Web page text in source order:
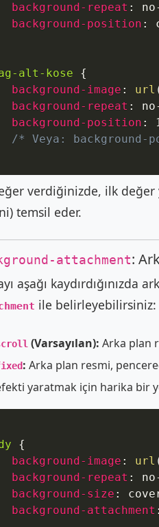
background-repeat :
background-position :
alt-kose
{
background-image : url
background-repeat :
background-position :
/* Veya:
verdiğinizde, ilk değer
temsil eder.
attachment:
aşağı kaydırdığınızda
ile belirleyebilirsiniz:
(Varsayılan): Arka plan
: Arka plan resmi,
yaratmak için harika bir
{
background-image : url
background-repeat :
background-size :
background-attachment :